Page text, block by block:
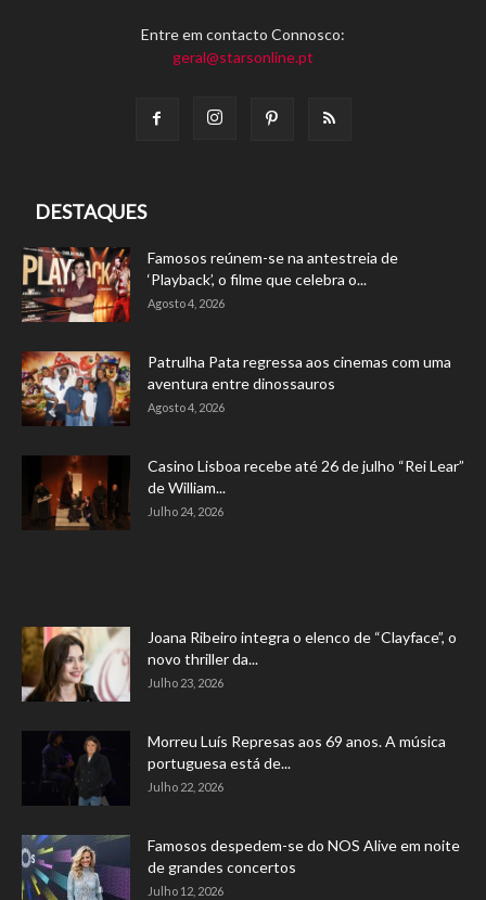
Entre em contacto Connosco:
geral@starsonline.pt
DESTAQUES
Famosos reúnem-se na antestreia de
‘Playback’, o filme que celebra o...
Agosto 4, 2026
Patrulha Pata regressa aos cinemas com uma
aventura entre dinossauros
Agosto 4, 2026
Casino Lisboa recebe até 26 de julho “Rei Lear”
de William...
Julho 24, 2026
Joana Ribeiro integra o elenco de “Clayface”, o
novo thriller da...
Julho 23, 2026
Morreu Luís Represas aos 69 anos. A música
portuguesa está de...
Julho 22, 2026
Famosos despedem-se do NOS Alive em noite
de grandes concertos
Julho 12, 2026